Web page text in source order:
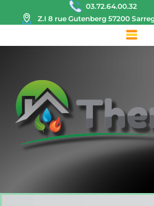
03.72.64.00.32
Z.I 8 rue Gutenberg 57200